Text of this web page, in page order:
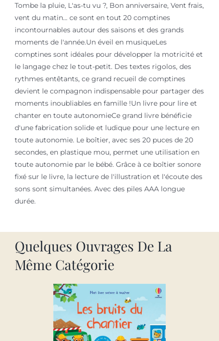
Tombe la pluie, L'as-tu vu ?, Bon anniversaire, Vent frais,
vent du matin... ce sont en tout 20 comptines
incontournables autour des saisons et des grands
moments de l'année.Un éveil en musiqueLes
comptines sont idéales pour développer la motricité et
le langage chez le tout-petit. Des textes rigolos, des
rythmes entêtants, ce grand recueil de comptines
devient le compagnon indispensable pour partager des
moments inoubliables en famille !Un livre pour lire et
chanter en toute autonomieCe grand livre bénéficie
d'une fabrication solide et ludique pour une lecture en
toute autonomie. Le boîtier, avec ses 20 puces de 20
secondes, en plastique mou, permet une utilisation en
toute autonomie par le bébé. Grâce à ce boîtier sonore
fixé sur le livre, la lecture de l'illustration et l'écoute des
sons sont simultanées. Avec des piles AAA longue
durée.
Quelques Ouvrages De La
Même Catégorie